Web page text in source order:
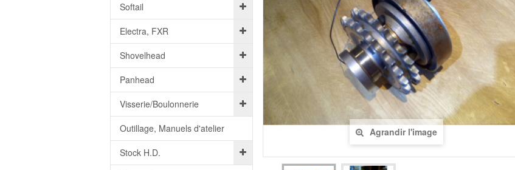
Softail
Electra, FXR
Shovelhead
Panhead
Visserie/Boulonnerie
Outillage, Manuels d'atelier
Stock H.D.
Agrandir l'image